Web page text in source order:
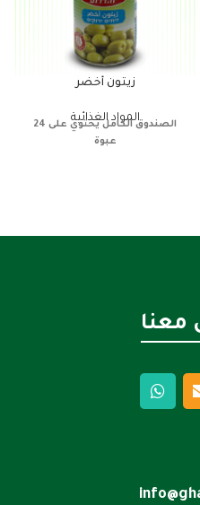
زيتون أخضر
المواد الغذائية
الصندوق الكامل يحتوي على 24
عبوة
معنا